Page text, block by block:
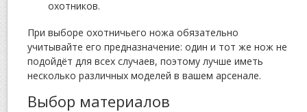
охотников.
При выборе охотничьего ножа обязательно
учитывайте его предназначение: один и тот же нож не
подойдёт для всех случаев, поэтому лучше иметь
несколько различных моделей в вашем арсенале.
Выбор материалов